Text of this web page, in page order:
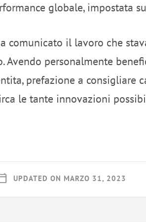
globale, impostata
comunicato il lavoro che
Avendo personalmente
prefazione a consigliare
le tante innovazioni
UPDATED ON MARZO 31, 2023